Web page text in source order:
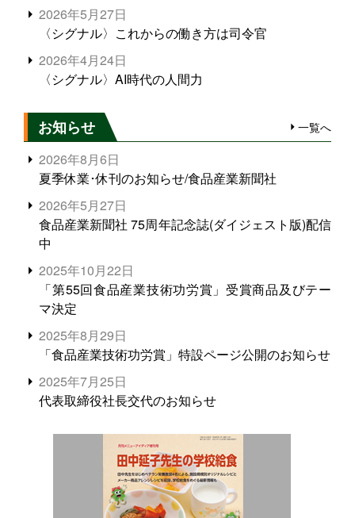
2026年5月27日
〈シグナル〉これからの働き方は司令官
2026年4月24日
〈シグナル〉AI時代の人間力
お知らせ 一覧へ
2026年8月6日
夏季休業･休刊のお知らせ/食品産業新聞社
2026年5月27日
食品産業新聞社 75周年記念誌(ダイジェスト版)配信
中
2025年10月22日
「第55回食品産業技術功労賞」受賞商品及びテー
マ決定
2025年8月29日
「食品産業技術功労賞」特設ページ公開のお知らせ
2025年7月25日
代表取締役社長交代のお知らせ